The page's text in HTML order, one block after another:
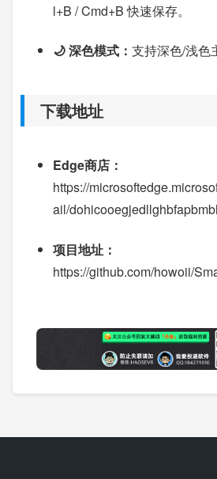
l+B / Cmd+B 快速保存。
🌙 深色模式： 支持深色/浅色
下载地址
Edge商店：
https://
ail/
项目地址：
https://github.com/howoii/